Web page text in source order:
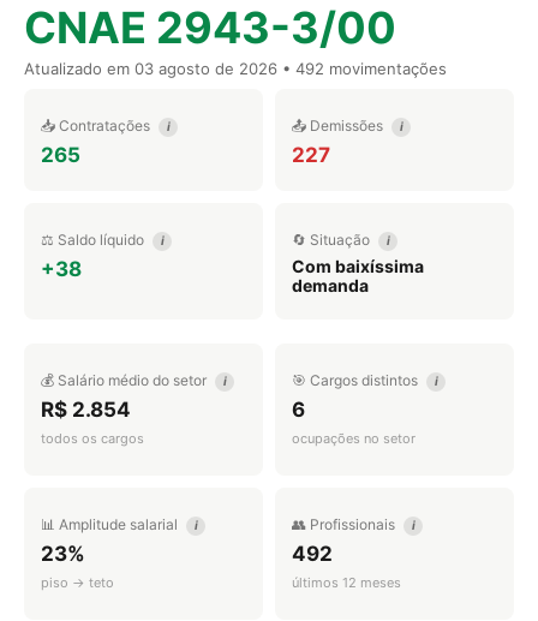
CNAE 2943-3/00
Atualizado em 03 agosto de 2026 • 492 movimentações
📥 Contratações i
265
📤 Demissões i
227
⚖️ Saldo líquido i
+38
🔄 Situação i
Com baixíssima
demanda
💰 Salário médio do setor i
R$ 2.854
todos os cargos
🎯 Cargos distintos i
6
ocupações no setor
📊 Amplitude salarial i
23%
piso → teto
👥 Profissionais i
492
últimos 12 meses